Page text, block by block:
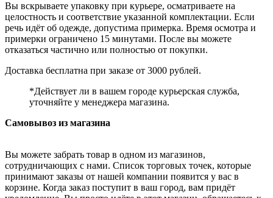
Вы вскрываете упаковку при курьере, осматриваете на
целостность и соответствие указанной комплектации. Если
речь идёт об одежде, допустима примерка. Время осмотра и
примерки ограничено 15 минутами. После вы можете
отказаться частично или полностью от покупки.
Доставка бесплатна при заказе от 3000 рублей.
*Действует ли в вашем городе курьерская служба,
уточняйте у менеджера магазина.
Самовывоз из магазина
Вы можете забрать товар в одном из магазинов,
сотрудничающих с нами. Список торговых точек, которые
принимают заказы от нашей компании появится у вас в
корзине. Когда заказ поступит в ваш город, вам придёт